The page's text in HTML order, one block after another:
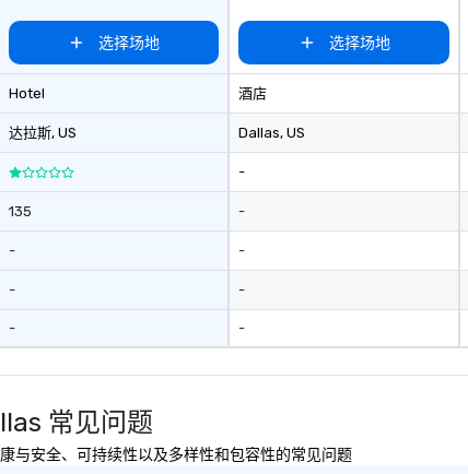
选择场地
Hotel
达拉斯, US
135
-
-
-
选择场地
酒店
Dallas, US
-
-
-
-
-
常见问题
与安全、可持续性以及多样性和包容性的常见问题